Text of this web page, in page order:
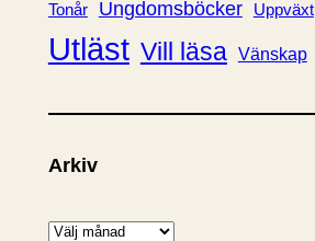
Tonår Ungdomsböcker Uppväxt
Utläst Vill läsa Vänskap
Arkiv
A